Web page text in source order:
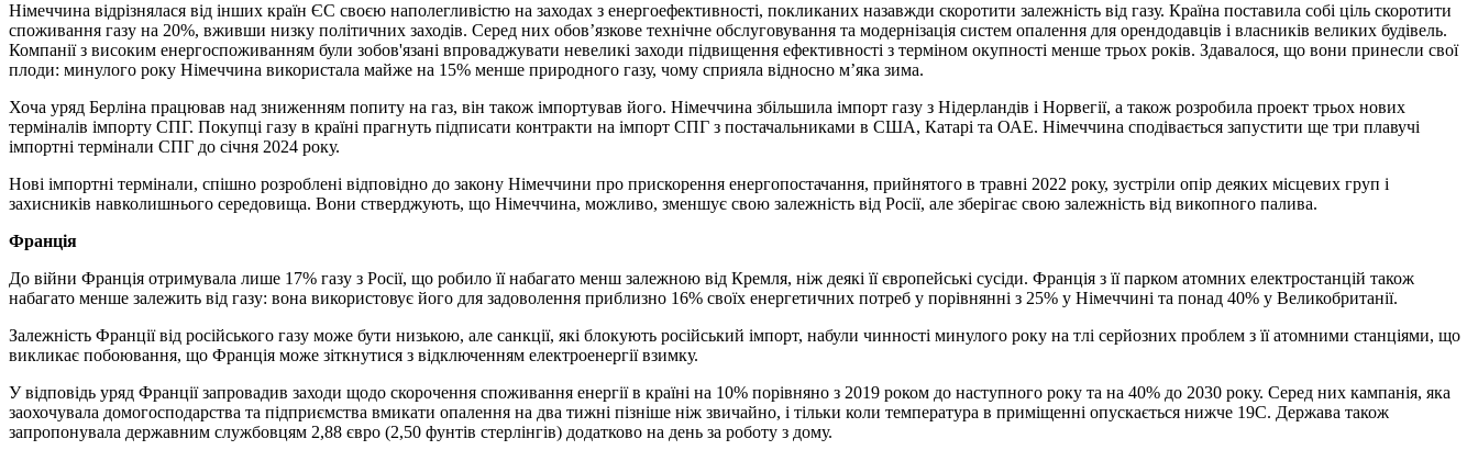
Німеччина відрізнялася від інших країн ЄС своєю наполегливістю на заходах з енергоефективності, покликаних назавжди скоротити залежність від газу. Країна поставила собі ціль скоротити
споживання газу на 20%, вживши низку політичних заходів. Серед них обов’язкове технічне обслуговування та модернізація систем опалення для орендодавців і власників великих будівель.
Компанії з високим енергоспоживанням були зобов'язані впроваджувати невеликі заходи підвищення ефективності з терміном окупності менше трьох років. Здавалося, що вони принесли свої
плоди: минулого року Німеччина використала майже на 15% менше природного газу, чому сприяла відносно м’яка зима.
Хоча уряд Берліна працював над зниженням попиту на газ, він також імпортував його. Німеччина збільшила імпорт газу з Нідерландів і Норвегії, а також розробила проект трьох нових
терміналів імпорту СПГ. Покупці газу в країні прагнуть підписати контракти на імпорт СПГ з постачальниками в США, Катарі та ОАЕ. Німеччина сподівається запустити ще три плавучі
імпортні термінали СПГ до січня 2024 року.
Нові імпортні термінали, спішно розроблені відповідно до закону Німеччини про прискорення енергопостачання, прийнятого в травні 2022 року, зустріли опір деяких місцевих груп і
захисників навколишнього середовища. Вони стверджують, що Німеччина, можливо, зменшує свою залежність від Росії, але зберігає свою залежність від викопного палива.
Франція
До війни Франція отримувала лише 17% газу з Росії, що робило її набагато менш залежною від Кремля, ніж деякі її європейські сусіди. Франція з її парком атомних електростанцій також
набагато менше залежить від газу: вона використовує його для задоволення приблизно 16% своїх енергетичних потреб у порівнянні з 25% у Німеччині та понад 40% у Великобританії.
Залежність Франції від російського газу може бути низькою, але санкції, які блокують російський імпорт, набули чинності минулого року на тлі серйозних проблем з її атомними станціями, що
викликає побоювання, що Франція може зіткнутися з відключенням електроенергії взимку.
У відповідь уряд Франції запровадив заходи щодо скорочення споживання енергії в країні на 10% порівняно з 2019 роком до наступного року та на 40% до 2030 року. Серед них кампанія, яка
заохочувала домогосподарства та підприємства вмикати опалення на два тижні пізніше ніж звичайно, і тільки коли температура в приміщенні опускається нижче 19C. Держава також
запропонувала державним службовцям 2,88 євро (2,50 фунтів стерлінгів) додатково на день за роботу з дому.